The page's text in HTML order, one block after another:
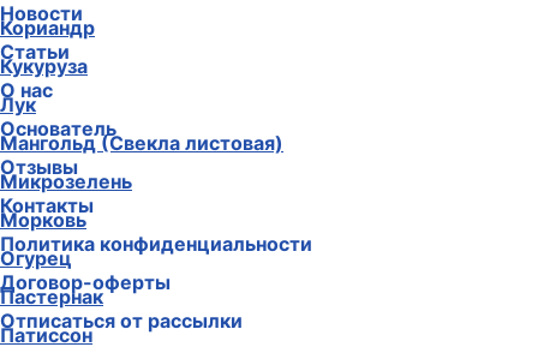
Кориандр
Кукуруза
Лук
Мангольд (Свекла листовая)
Микрозелень
Морковь
Огурец
Пастернак
Патиссон
Новости
Статьи
О нас
Основатель
Отзывы
Контакты
Политика конфиденциальности
Договор-оферты
Отписаться от рассылки